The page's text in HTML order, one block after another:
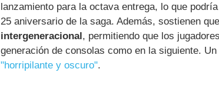
lanzamiento para la octava entrega, lo que
25 aniversario de la saga. Además, sostienen que
intergeneracional, permitiendo que los
generación de consolas como en la siguiente.
"horripilante y oscuro".